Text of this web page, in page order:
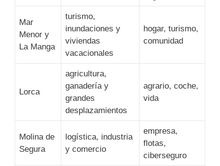
Mar
Menor y
La Manga
turismo,
inundaciones y
viviendas
vacacionales
hogar, turismo,
comunidad
Lorca
agricultura,
ganadería y
grandes
desplazamientos
agrario, coche,
vida
Molina de
Segura
logística, industria
y comercio
empresa,
flotas,
ciberseguro